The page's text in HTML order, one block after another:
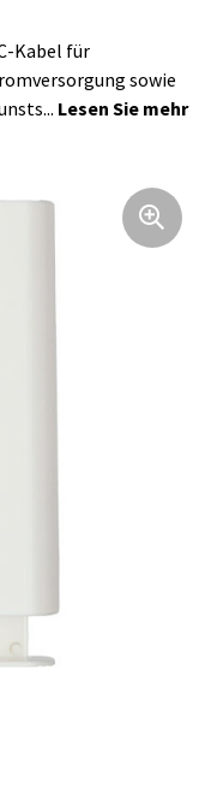
Kabel für
sowie